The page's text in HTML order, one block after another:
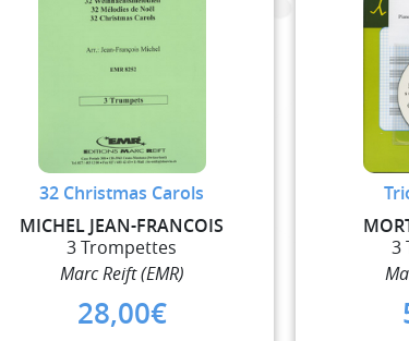
32 Christmas Carols
MICHEL JEAN-FRANCOIS
3 Trompettes
Marc Reift (EMR)
28,00€
3